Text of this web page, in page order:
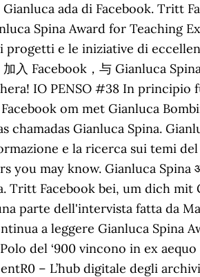
ada di Facebook. Tritt
Spina Award for Teaching
e le iniziative di
入 Facebook，与 Gianluca
IO PENSO #38 In
om met Gianluca
Gianluca Spina.
e la ricerca sui temi
may know. Gianluca Spina और
Tritt Facebook bei, um dich
parte dell'intervista fatta da
a leggere Gianluca Spina
del ‘900 vincono in ex
– L’hub digitale degli